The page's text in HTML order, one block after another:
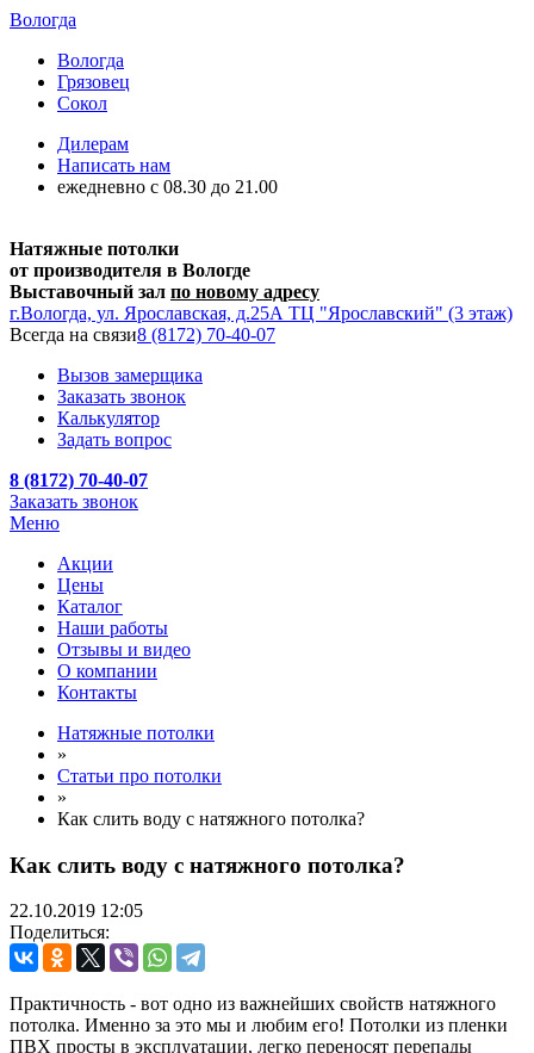
Вологда
Вологда
Грязовец
Сокол
Дилерам
Написать нам
ежедневно c 08.30 до 21.00
Натяжные потолки
от производителя в Вологде
Выставочный зал по новому адресу
г.Вологда, ул. Ярославская, д.25А ТЦ "Ярославский" (3 этаж)
Всегда на связи8 (8172) 70-40-07
Вызов замерщика
Заказать звонок
Калькулятор
Задать вопрос
8 (8172) 70-40-07
Заказать звонок
Меню
Акции
Цены
Каталог
Наши работы
Отзывы и видео
О компании
Контакты
Натяжные потолки
»
Статьи про потолки
»
Как слить воду с натяжного потолка?
Как слить воду с натяжного потолка?
22.10.2019 12:05
Поделиться:
Практичность - вот одно из важнейших свойств натяжного
потолка. Именно за это мы и любим его! Потолки из пленки
ПВХ просты в эксплуатации, легко переносят перепады